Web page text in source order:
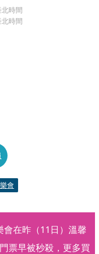
時間
時間
會
會在昨（11日）溫馨
票早被秒殺，更多買